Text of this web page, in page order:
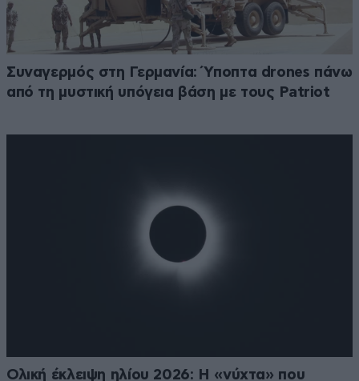
Συναγερμός στη Γερμανία: Ύποπτα drones πάνω
από τη μυστική υπόγεια βάση με τους Patriot
Ολική έκλειψη ηλίου 2026: Η «νύχτα» που